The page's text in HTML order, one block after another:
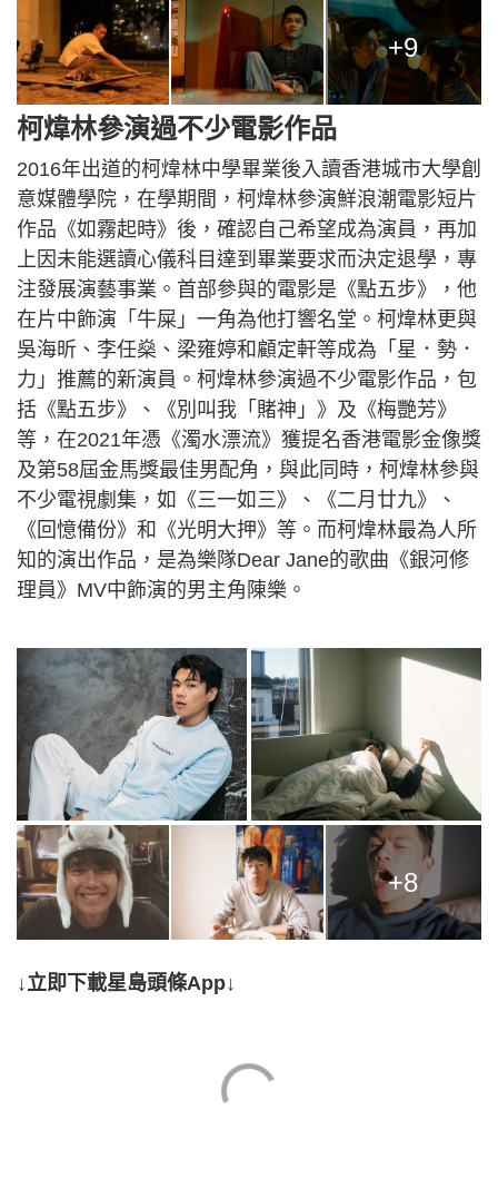
+9
柯煒林參演過不少電影作品
2016年出道的柯煒林中學畢業後入讀香港城市大學創
意媒體學院，在學期間，柯煒林參演鮮浪潮電影短片
作品《如霧起時》後，確認自己希望成為演員，再加
上因未能選讀心儀科目達到畢業要求而決定退學，專
注發展演藝事業。首部參與的電影是《點五步》，他
在片中飾演「牛屎」一角為他打響名堂。柯煒林更與
吳海昕、李任燊、梁雍婷和顧定軒等成為「星．勢．
力」推薦的新演員。柯煒林參演過不少電影作品，包
括《點五步》、《別叫我「賭神」》及《梅艷芳》
等，在2021年憑《濁水漂流》獲提名香港電影金像獎
及第58屆金馬獎最佳男配角，與此同時，柯煒林參與
不少電視劇集，如《三一如三》、《二月廿九》、
《回憶備份》和《光明大押》等。而柯煒林最為人所
知的演出作品，是為樂隊Dear Jane的歌曲《銀河修
理員》MV中飾演的男主角陳樂。
+8
↓立即下載星島頭條App↓